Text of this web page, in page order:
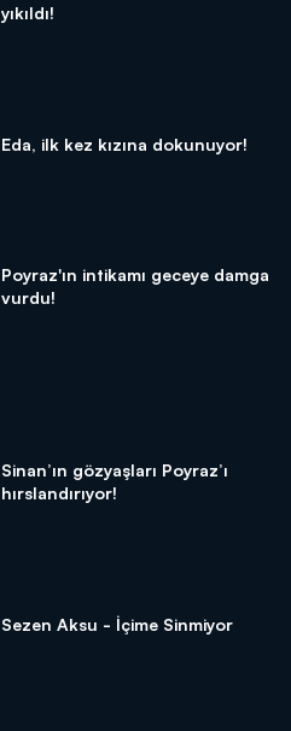
yıkıldı!
Eda, ilk kez kızına dokunuyor!
Poyraz'ın intikamı geceye damga
vurdu!
Sinan’ın gözyaşları Poyraz’ı
hırslandırıyor!
Sezen Aksu - İçime Sinmiyor